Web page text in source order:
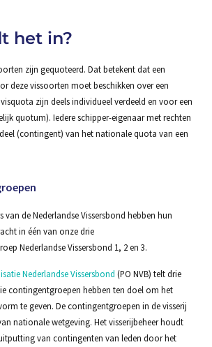
het in?
zijn gequoteerd. Dat betekent dat een
deze vissoorten moet beschikken over een
zijn deels individueel verdeeld en voor een
quotum). Iedere schipper-eigenaar met rechten
(contingent) van het nationale quota van een
de Nederlandse Vissersbond hebben hun
in één van onze drie
Nederlandse Vissersbond 1, 2 en 3.
Nederlandse Vissersbond (PO NVB) telt drie
contingentgroepen hebben ten doel om het
te geven. De contingentgroepen in de visserij
nationale wetgeving. Het visserijbeheer houdt
van contingenten van leden door het